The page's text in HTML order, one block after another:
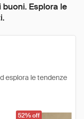
Esplora le
esplora le tendenze
52% off